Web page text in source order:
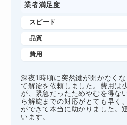
業者満足度
スピード
品質
費用
深夜1時頃に突然鍵が開かなく
て解錠を依頼しました。費用は
が、緊急だったためやむを得な
ら解錠までの対応がとても早く
ができて本当に助かりました。
います。